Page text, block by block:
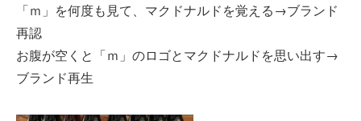
「ｍ」を何度も見て、マクドナルドを覚える→ブランド
再認
お腹が空くと「ｍ」のロゴとマクドナルドを思い出す→
ブランド再生